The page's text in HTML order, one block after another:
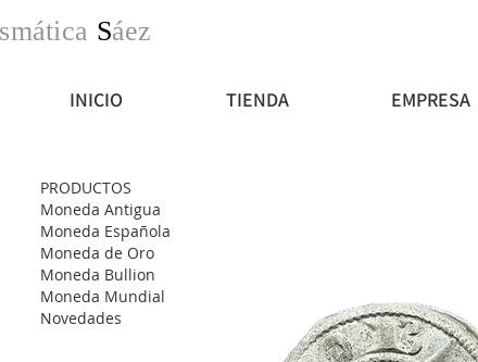
Sáez
INICIO TIENDA EMPRESA
PRODUCTOS
Moneda Antigua
Moneda Española
Moneda de Oro
Moneda Bullion
Moneda Mundial
Novedades